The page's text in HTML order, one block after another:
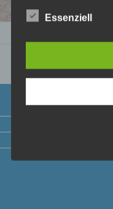
und in
uns erhobenen,
informieren.
Wir haben als für
und
lückenlosen
Internetbasierte
Aus diesem Grund
Essenziell